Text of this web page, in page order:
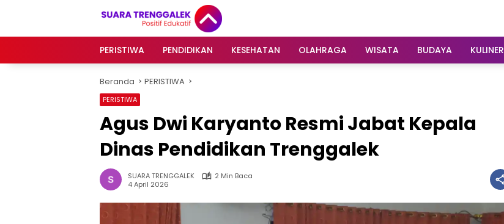
PERISTIWA
PENDIDIKAN KESEHATAN OLAHRAGA WISATA BUDAYA KULINER
Beranda PERISTIWA
PERISTIWA
Agus Dwi Karyanto Resmi Jabat Kepala
Dinas Pendidikan Trenggalek
SUARA TRENGGALEK
2 Min Baca
4 April 2026